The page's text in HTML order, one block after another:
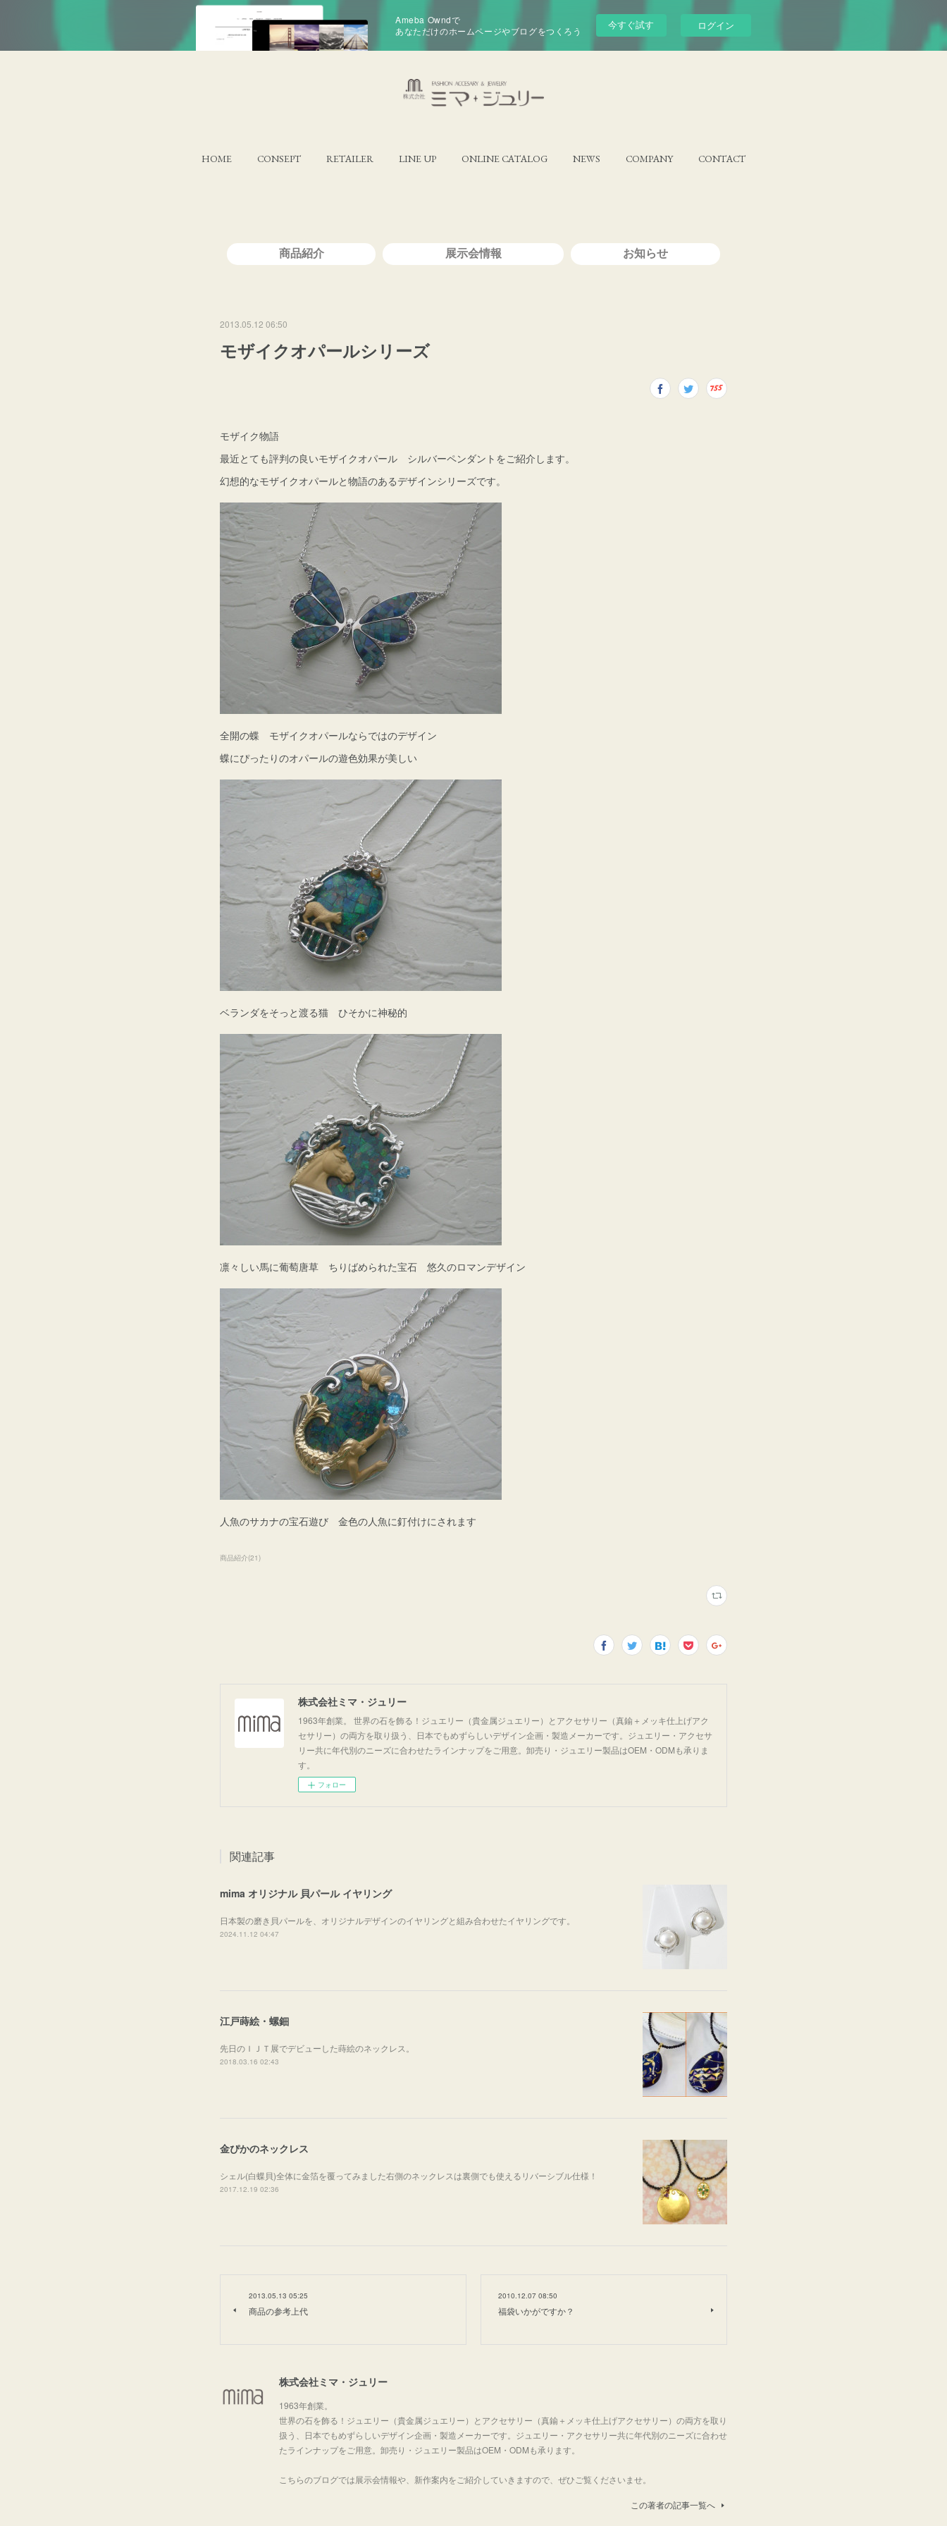
Ameba Owndで
あなただけのホームページやブログをつくろう
今すぐ試す ログイン
HOME CONSEPT RETAILER LINE UP ONLINE CATALOG NEWS COMPANY CONTACT
2013.05.12 06:50
モザイクオパールシリーズ
モザイク物語
最近とても評判の良いモザイクオパール シルバーペンダントをご紹介します。
幻想的なモザイクオパールと物語のあるデザインシリーズです。
全開の蝶 モザイクオパールならではのデザイン
蝶にぴったりのオパールの遊色効果が美しい
ベランダをそっと渡る猫 ひそかに神秘的
凛々しい馬に葡萄唐草 ちりばめられた宝石 悠久のロマンデザイン
人魚のサカナの宝石遊び 金色の人魚に釘付けにされます
商品紹介(21)
株式会社ミマ・ジュリー
1963年創業。 世界の石を飾る！ジュエリー（貴金属ジュエリー）とアクセサリー（真鍮＋メッキ仕上げアク
セサリー）の両方を取り扱う、日本でもめずらしいデザイン企画・製造メーカーです。ジュエリー・アクセサ
リー共に年代別のニーズに合わせたラインナップをご用意。卸売り・ジュエリー製品はOEM・ODMも承りま
す。
フォロー
関連記事
mima オリジナル 貝パール イヤリング
日本製の磨き貝パールを、オリジナルデザインのイヤリングと組み合わせたイヤリングです。
2024.11.12 04:47
江戸蒔絵・螺鈿
先日のＩＪＴ展でデビューした蒔絵のネックレス。
2018.03.16 02:43
金ぴかのネックレス
シェル(白蝶貝)全体に金箔を覆ってみました右側のネックレスは裏側でも使えるリバーシブル仕様！
2017.12.19 02:36
2013.05.13 05:25
商品の参考上代
2010.12.07 08:50
福袋いかがですか？
株式会社ミマ・ジュリー
1963年創業。
世界の石を飾る！ジュエリー（貴金属ジュエリー）とアクセサリー（真鍮＋メッキ仕上げアクセサリー）の両方を取り
扱う、日本でもめずらしいデザイン企画・製造メーカーです。ジュエリー・アクセサリー共に年代別のニーズに合わせ
たラインナップをご用意。卸売り・ジュエリー製品はOEM・ODMも承ります。
こちらのブログでは展示会情報や、新作案内をご紹介していきますので、ぜひご覧くださいませ。
この著者の記事一覧へ